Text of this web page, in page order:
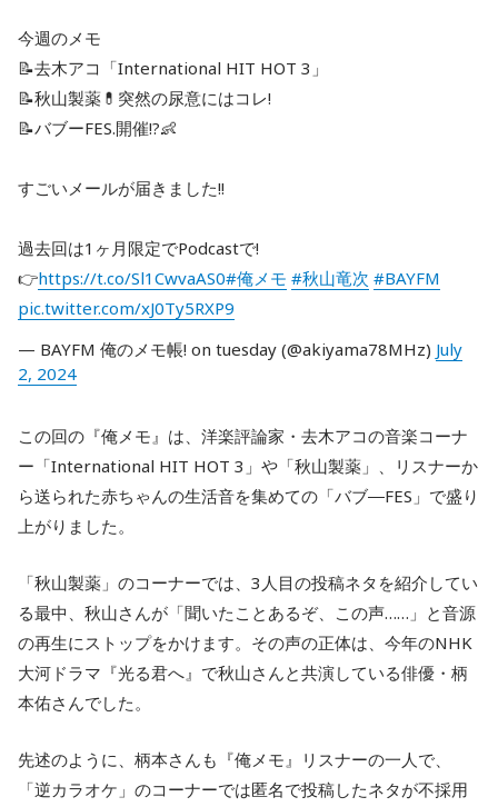
今週のメモ
📝去木アコ「International HIT HOT 3」
📝秋山製薬💊突然の尿意にはコレ!
📝バブーFES.開催!?👶
すごいメールが届きました!!
過去回は1ヶ月限定でPodcastで!
👉https://t.co/Sl1CwvaAS0#俺メモ #秋山竜次 #BAYFM
pic.twitter.com/xJ0Ty5RXP9
— BAYFM 俺のメモ帳! on tuesday (@akiyama78MHz) July
2, 2024
この回の『俺メモ』は、洋楽評論家・去木アコの音楽コーナ
ー「International HIT HOT 3」や「秋山製薬」、リスナーか
ら送られた赤ちゃんの生活音を集めての「バブ―FES」で盛り
上がりました。
「秋山製薬」のコーナーでは、3人目の投稿ネタを紹介してい
る最中、秋山さんが「聞いたことあるぞ、この声……」と音源
の再生にストップをかけます。その声の正体は、今年のNHK
大河ドラマ『光る君へ』で秋山さんと共演している俳優・柄
本佑さんでした。
先述のように、柄本さんも『俺メモ』リスナーの一人で、
「逆カラオケ」のコーナーでは匿名で投稿したネタが不採用